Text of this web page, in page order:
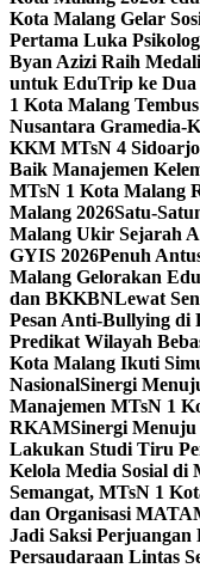
Kota Malang Gelar
Pertama Luka
Byan Azizi Raih
untuk EduTrip ke Dua
1 Kota Malang
Nusantara Gramedia-
KKM MTsN 4
Baik Manajemen
MTsN 1 Kota Malang
Malang 2026Satu-
Malang Ukir Sejarah
GYIS 2026Penuh
Malang Gelorakan
dan BKKBNLewat
Pesan Anti-Bullying di
Predikat Wilayah
Kota Malang Ikuti
NasionalSinergi
Manajemen MTsN 1
RKAMSinergi
Lakukan Studi Tiru
Kelola Media Sosial di
Semangat, MTsN 1
dan Organisasi
Jadi Saksi Perjuangan
Persaudaraan Lintas